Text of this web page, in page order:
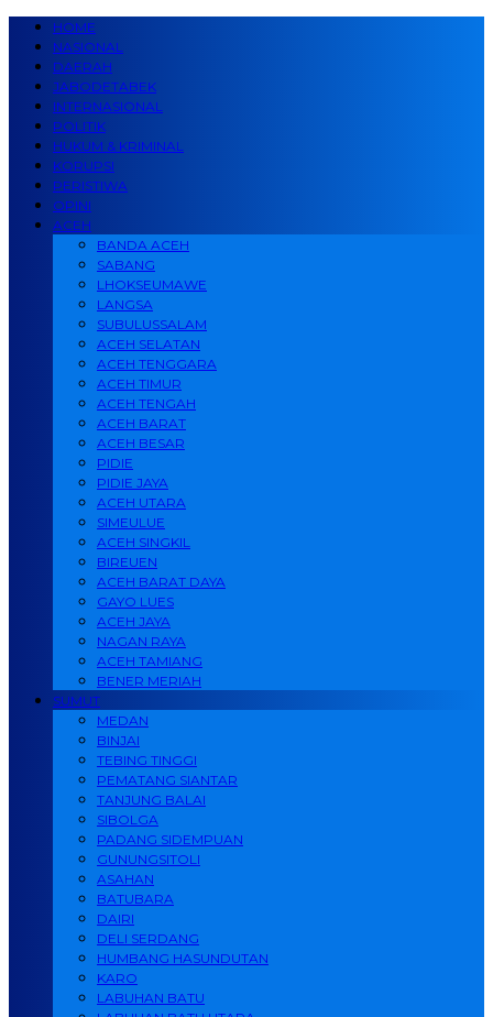
HOME
NASIONAL
DAERAH
JABODETABEK
INTERNASIONAL
POLITIK
HUKUM & KRIMINAL
KORUPSI
PERISTIWA
OPINI
ACEH
BANDA ACEH
SABANG
LHOKSEUMAWE
LANGSA
SUBULUSSALAM
ACEH SELATAN
ACEH TENGGARA
ACEH TIMUR
ACEH TENGAH
ACEH BARAT
ACEH BESAR
PIDIE
PIDIE JAYA
ACEH UTARA
SIMEULUE
ACEH SINGKIL
BIREUEN
ACEH BARAT DAYA
GAYO LUES
ACEH JAYA
NAGAN RAYA
ACEH TAMIANG
BENER MERIAH
SUMUT
MEDAN
BINJAI
TEBING TINGGI
PEMATANG SIANTAR
TANJUNG BALAI
SIBOLGA
PADANG SIDEMPUAN
GUNUNGSITOLI
ASAHAN
BATUBARA
DAIRI
DELI SERDANG
HUMBANG HASUNDUTAN
KARO
LABUHAN BATU